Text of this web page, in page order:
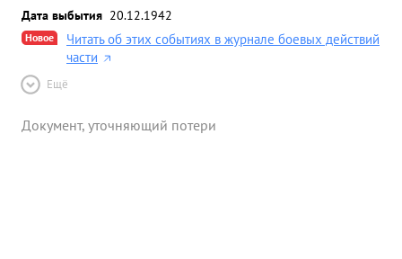
Дата выбытия 20.12.1942
Новое
Читать об этих событиях в журнале боевых действий
части
Ещё
Документ, уточняющий потери